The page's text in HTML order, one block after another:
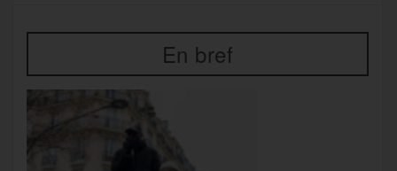
En bref